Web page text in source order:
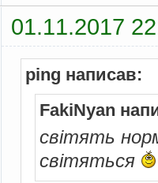
01.11.2017
ping написав:
FakiNyan
світять
світяться